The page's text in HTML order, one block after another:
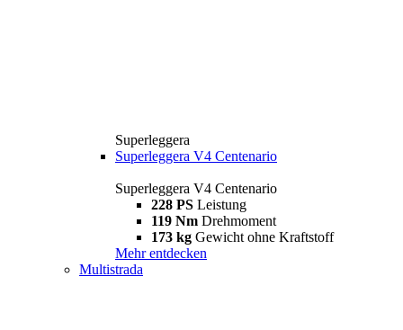
Superleggera
Superleggera V4 Centenario
Superleggera V4 Centenario
228 PS Leistung
119 Nm Drehmoment
173 kg Gewicht ohne Kraftstoff
Mehr entdecken
Multistrada